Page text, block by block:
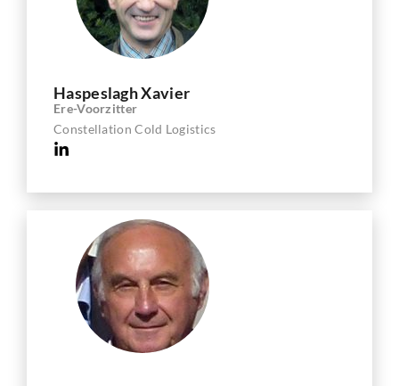
Haspeslagh Xavier
Ere-Voorzitter
Constellation Cold Logistics